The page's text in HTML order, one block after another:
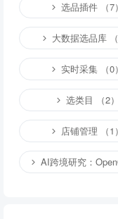
选品插件 （7）
大数据选品库 （
实时采集 （0）
选类目 （2）
店铺管理 （1）
AI跨境研究：OpenClaw小龙虾等应